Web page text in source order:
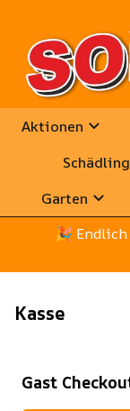
Aktionen
Garten
🎉
Kasse
Gast